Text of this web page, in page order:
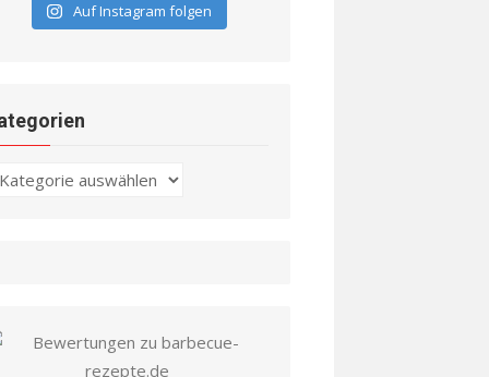
Auf Instagram folgen